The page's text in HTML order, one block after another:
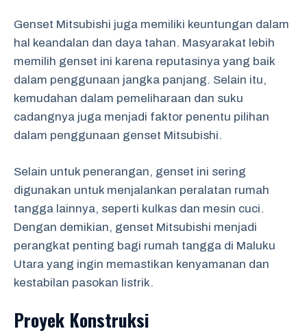
Genset Mitsubishi juga memiliki keuntungan dalam
hal keandalan dan daya tahan. Masyarakat lebih
memilih genset ini karena reputasinya yang baik
dalam penggunaan jangka panjang. Selain itu,
kemudahan dalam pemeliharaan dan suku
cadangnya juga menjadi faktor penentu pilihan
dalam penggunaan genset Mitsubishi.
Selain untuk penerangan, genset ini sering
digunakan untuk menjalankan peralatan rumah
tangga lainnya, seperti kulkas dan mesin cuci.
Dengan demikian, genset Mitsubishi menjadi
perangkat penting bagi rumah tangga di Maluku
Utara yang ingin memastikan kenyamanan dan
kestabilan pasokan listrik.
Proyek Konstruksi